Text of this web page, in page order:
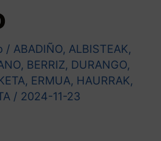
/ ABADIÑO, ALBISTEAK,
, BERRIZ, DURANGO,
, ERMUA, HAURRAK,
/ 2024-11-23